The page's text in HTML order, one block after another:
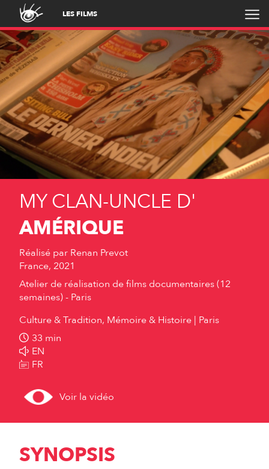
LES FILMS
MY CLAN-UNCLE D'
AMÉRIQUE
Réalisé par Renan Prevot
France, 2021
Atelier de réalisation de films documentaires (12
semaines) - Paris
Culture & Tradition, Mémoire & Histoire Paris
33 min
EN
FR
Voir la vidéo
SYNOPSIS